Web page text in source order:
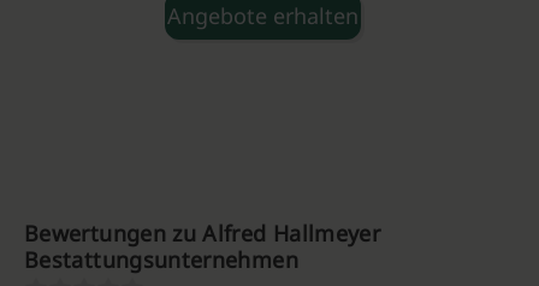
Angebote erhalten
Bewertungen zu Alfred Hallmeyer
Bestattungsunternehmen